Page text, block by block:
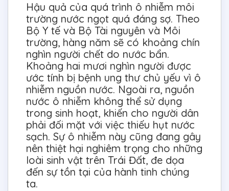
Hậu quả của quá trình ô nhiễm môi
trường nước ngọt quá đáng sợ. Theo
Bộ Y tế và Bộ Tài nguyên và Môi
trường, hàng năm sẽ có khoảng chín
nghìn người chết do nước bẩn.
Khoảng hai mươi nghìn người được
ước tính bị bệnh ung thư chủ yếu vì ô
nhiễm nguồn nước. Ngoài ra, nguồn
nước ô nhiễm không thể sử dụng
trong sinh hoạt, khiến cho người dân
phải đối mặt với việc thiếu hụt nước
sạch. Sự ô nhiễm này cũng đang gây
nên thiệt hại nghiêm trọng cho những
loài sinh vật trên Trái Đất, đe dọa
đến sự tồn tại của hành tinh chúng
ta.